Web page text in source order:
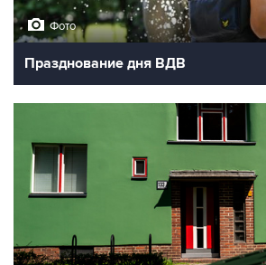
Фото
Празднование дня ВДВ